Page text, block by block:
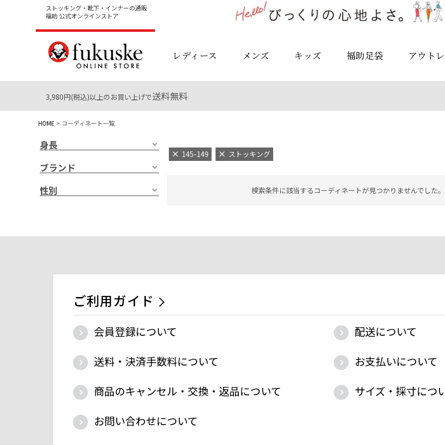
ストッキング・靴下・インナーの通販
福助 公式オンラインストア
レディース メンズ キッズ 福助足袋 アウト
3,980円(税込)以上のお買い上げで送料無料
HOME コーディネート一覧
身長
ブランド
性別
145-149 ストッキング
検索条件に該当するコーディネートが見つかりませんでした
ご利用ガイド
会員登録について
配送について
送料・決済手数料について
お支払いについて
商品のキャンセル・交換・返品について
サイズ・採寸につ
お問い合わせについて